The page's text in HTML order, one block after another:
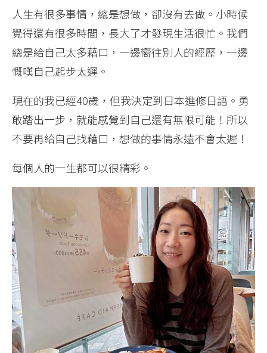
人生有很多事情，總是想做，卻沒有去做。小時候
覺得還有很多時間，長大了才發現生活很忙。我們
總是給自己太多藉口，一邊嚮往別人的經歷，一邊
慨嘆自己起步太遲。
現在的我已經40歲，但我決定到日本進修日語。勇
敢踏出一步，就能感覺到自己還有無限可能！所以
不要再給自己找藉口，想做的事情永遠不會太遲！
每個人的一生都可以很精彩。